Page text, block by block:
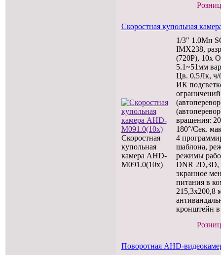
Скоростная купольная
Скоростная
купольная
камера AHD-
M091.0(10x)
1/3" 1.0Мп
IMX238,
(720P), 10x
5.1~51мм
Цв. 0,5Лк, ч/
ИК
вращения:
180°/Сек.
4
шаблона,
режимы
DNR 2D,3D,
экранное
питания в
215,3х200,8
кронштейн в
Поворотная AHD-